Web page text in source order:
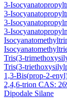
3-
3-
3-
3-
Tris(3-
Tris(3-
1,3-Bis(prop-2-
2,4,6-trion CAS:
Dipodale Silane